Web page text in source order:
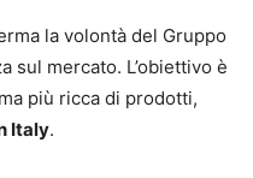
la volontà del Gruppo
sul mercato. L’obiettivo è
più ricca di prodotti,
Italy.